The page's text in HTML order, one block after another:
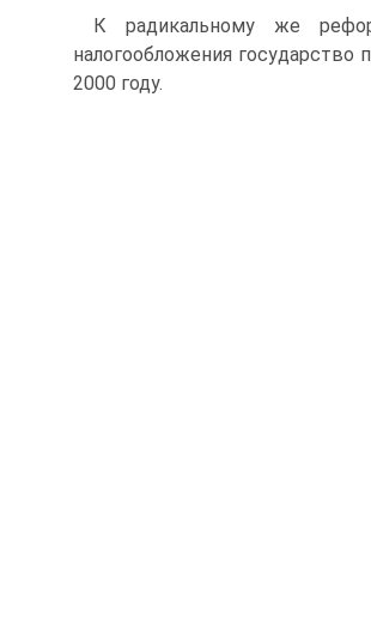
К радикальному же
налогообложения государство
2000 году.